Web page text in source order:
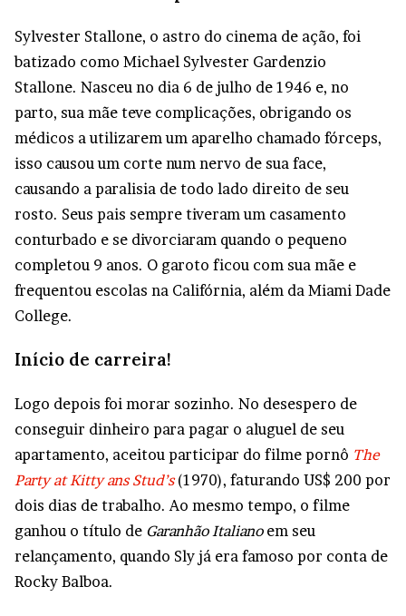
Sylvester Stallone, o astro do cinema de ação, foi
batizado como Michael Sylvester Gardenzio
Stallone. Nasceu no dia 6 de julho de 1946 e, no
parto, sua mãe teve complicações, obrigando os
médicos a utilizarem um aparelho chamado fórceps,
isso causou um corte num nervo de sua face,
causando a paralisia de todo lado direito de seu
rosto. Seus pais sempre tiveram um casamento
conturbado e se divorciaram quando o pequeno
completou 9 anos. O garoto ficou com sua mãe e
frequentou escolas na Califórnia, além da Miami Dade
College.
Início de carreira!
Logo depois foi morar sozinho. No desespero de
conseguir dinheiro para pagar o aluguel de seu
apartamento, aceitou participar do filme pornô The
Party at Kitty ans Stud’s(1970), faturando US$ 200 por
dois dias de trabalho. Ao mesmo tempo, o filme
ganhou o título de Garanhão Italianoem seu
relançamento, quando Sly já era famoso por conta de
Rocky Balboa.